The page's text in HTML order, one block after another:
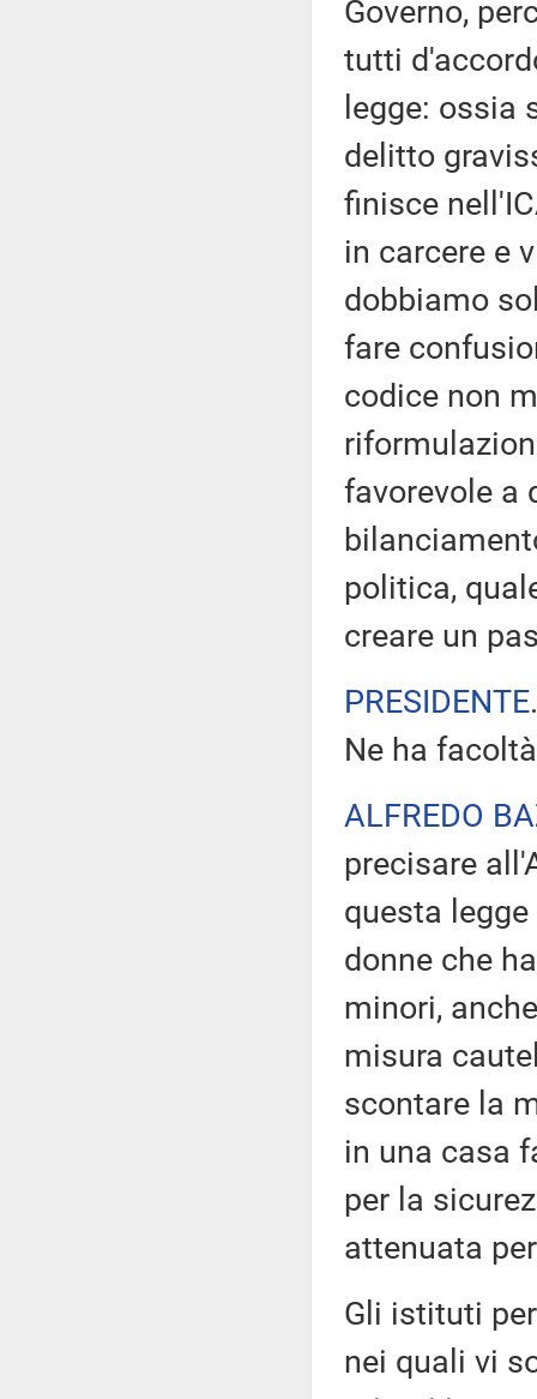
Governo,
tutti
legge: ossia
delitto
finisce
in carcere e
dobbiamo
fare
codice non
favorevole a
politica,
creare un
PRESIDENTE
Ne ha
ALFREDO
precisare
questa
donne che
minori,
misura
scontare la
in una casa
per la
attenuata
Gli istituti
nei quali vi